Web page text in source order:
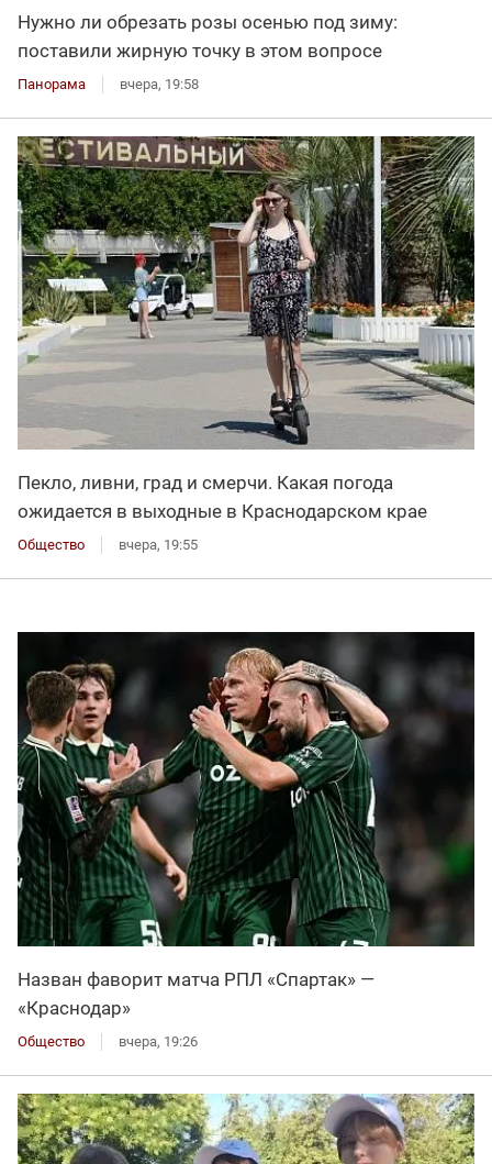
Нужно ли обрезать розы осенью под зиму:
поставили жирную точку в этом вопросе
Панорама вчера, 19:58
Пекло, ливни, град и смерчи. Какая погода
ожидается в выходные в Краснодарском крае
Общество вчера, 19:55
Назван фаворит матча РПЛ «Спартак» —
«Краснодар»
Общество вчера, 19:26